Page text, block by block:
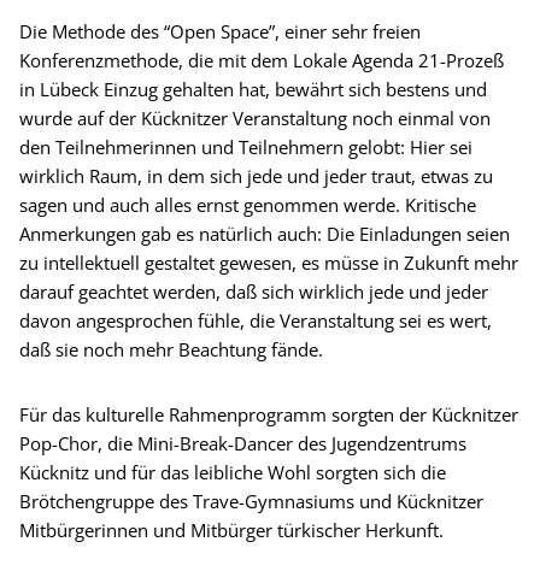
Die Methode des “Open Space”, einer sehr freien
Konferenzmethode, die mit dem Lokale Agenda 21-Prozeß
in Lübeck Einzug gehalten hat, bewährt sich bestens und
wurde auf der Kücknitzer Veranstaltung noch einmal von
den Teilnehmerinnen und Teilnehmern gelobt: Hier sei
wirklich Raum, in dem sich jede und jeder traut, etwas zu
sagen und auch alles ernst genommen werde. Kritische
Anmerkungen gab es natürlich auch: Die Einladungen seien
zu intellektuell gestaltet gewesen, es müsse in Zukunft mehr
darauf geachtet werden, daß sich wirklich jede und jeder
davon angesprochen fühle, die Veranstaltung sei es wert,
daß sie noch mehr Beachtung fände.
Für das kulturelle Rahmenprogramm sorgten der Kücknitzer
Pop-Chor, die Mini-Break-Dancer des Jugendzentrums
Kücknitz und für das leibliche Wohl sorgten sich die
Brötchengruppe des Trave-Gymnasiums und Kücknitzer
Mitbürgerinnen und Mitbürger türkischer Herkunft.